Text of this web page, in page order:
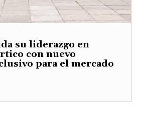
su liderazgo en
con nuevo
para el mercado